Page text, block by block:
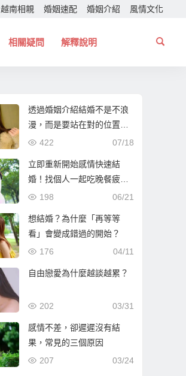
越南相親 婚姻速配 婚姻介紹 風情文化
相關疑問 解釋說明
透過婚姻介紹結婚不是不浪
漫，而是要站在對的位置！
幫你找個一起走下去的人！
07/18
422
立即重新開始感情快速結
婚！找個人一起吃晚餐疲憊
時能夠互相依靠！
06/21
198
想結婚？為什麼「再等等
看」會變成錯過的開始？
04/11
176
自由戀愛為什麼越談越累？
03/31
202
感情不差，卻遲遲沒有結
果，常見的三個原因
03/24
207